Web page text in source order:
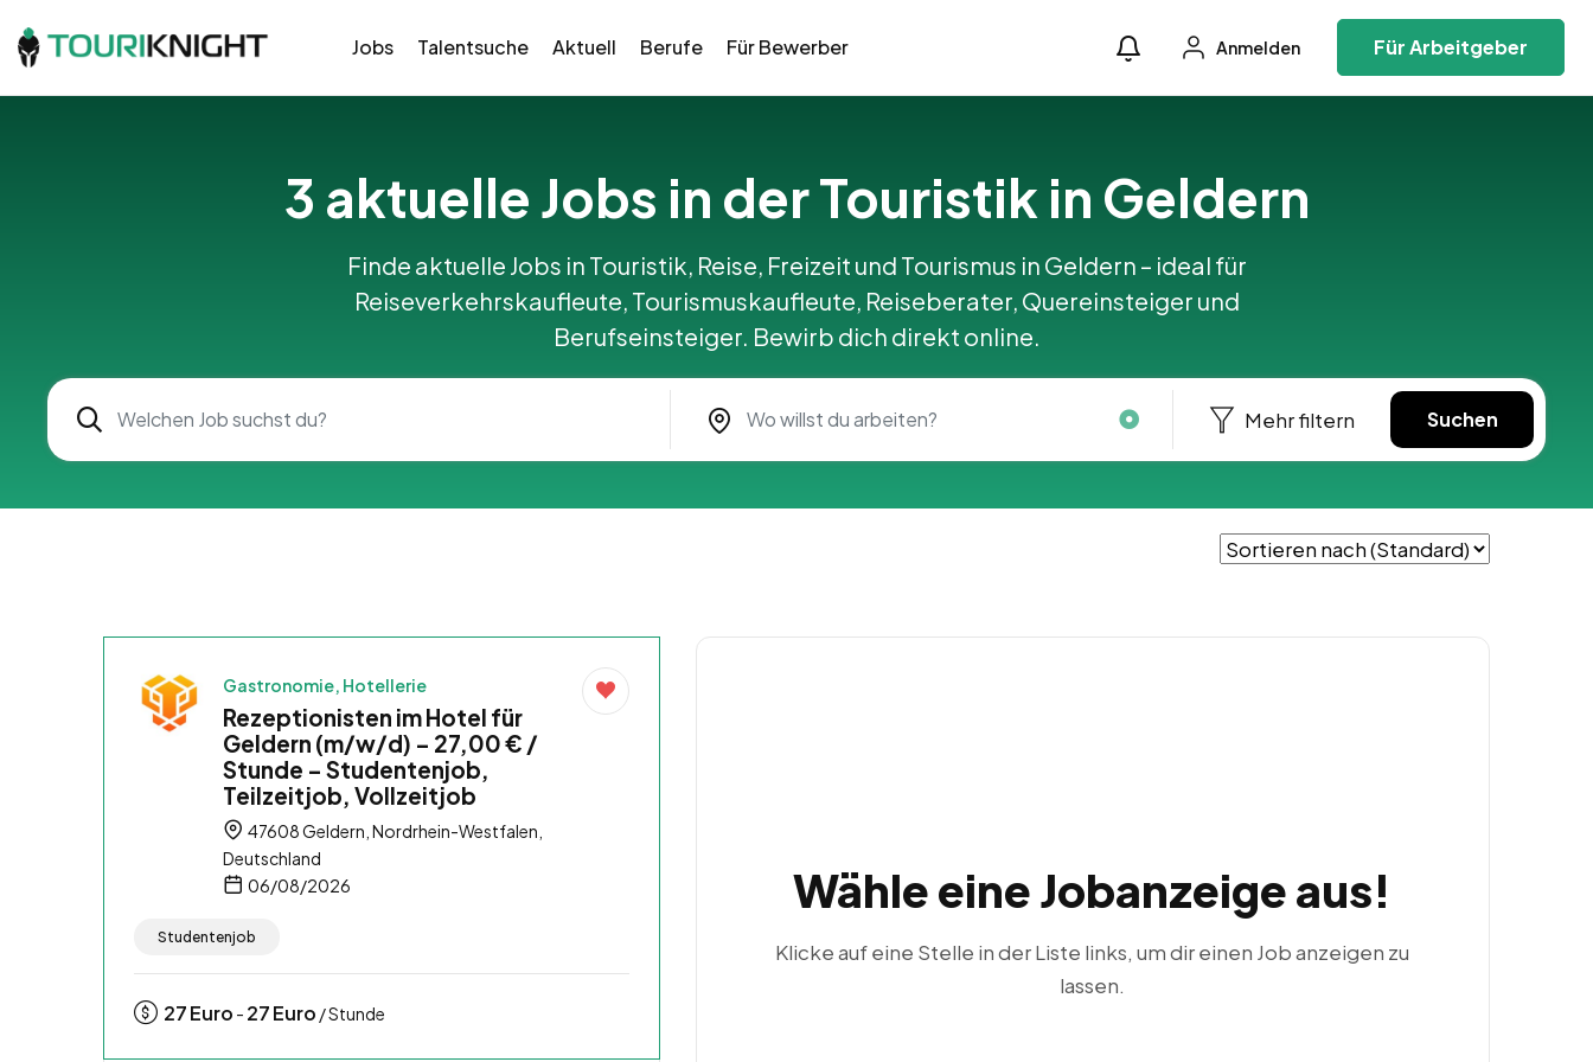
Jobs Talentsuche Aktuell Berufe Für Bewerber Anmelden Für Arbeitgeber
3 aktuelle Jobs in der Touristik in Geldern
Finde aktuelle Jobs in Touristik, Reise, Freizeit und Tourismus in Geldern – ideal für
Reiseverkehrskaufleute, Tourismuskaufleute, Reiseberater, Quereinsteiger und
Berufseinsteiger. Bewirb dich direkt online.
Mehr filtern Suchen
Gastronomie, Hotellerie
Rezeptionisten im Hotel für
Geldern (m/w/d) – 27,00 € /
Stunde – Studentenjob,
Teilzeitjob, Vollzeitjob
47608 Geldern, Nordrhein-Westfalen,
Deutschland
06/08/2026
Studentenjob
27Euro - 27Euro / Stunde
Wähle eine Jobanzeige aus!
Klicke auf eine Stelle in der Liste links, um dir einen Job anzeigen zu
lassen.